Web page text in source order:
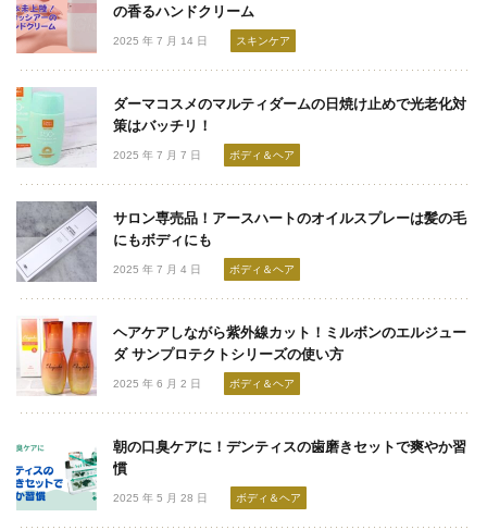
の香るハンドクリーム
2025 年 7 月 14 日 スキンケア
ダーマコスメのマルティダームの日焼け止めで光老化対
策はバッチリ！
2025 年 7 月 7 日 ボディ＆ヘア
サロン専売品！アースハートのオイルスプレーは髪の毛
にもボディにも
2025 年 7 月 4 日 ボディ＆ヘア
ヘアケアしながら紫外線カット！ミルボンのエルジュー
ダ サンプロテクトシリーズの使い方
2025 年 6 月 2 日 ボディ＆ヘア
朝の口臭ケアに！デンティスの歯磨きセットで爽やか習
慣
2025 年 5 月 28 日 ボディ＆ヘア